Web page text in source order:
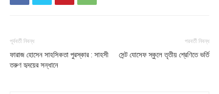
Company
Contact us
Subscription Plans
পূর্ববর্তী নিবন্ধ
ফারাজ হোসেন সাহসিকতা পুরস্কার : সাহসী
তরুণ হৃদয়ের সন্ধানে
পরবর্তী নিবন্ধ
সেন্ট যোসেফ স্কুলে তৃতীয় শ্রেণিতে ভর্তি